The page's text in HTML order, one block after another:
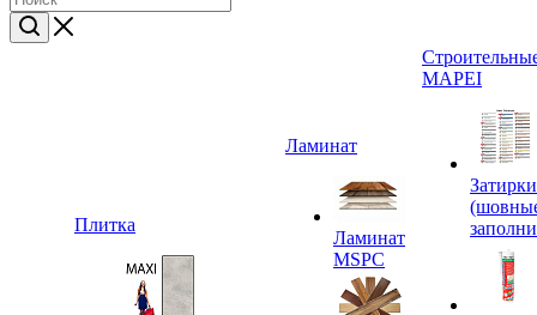
Плитка
Ламинат
Ламинат
MSPC
MAPEI
Затирки